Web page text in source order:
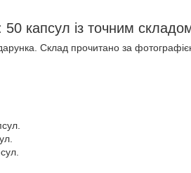
капсул із точним
Склад прочитано за